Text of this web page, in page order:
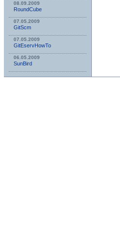
08.09.2009
RoundCube
07.05.2009
GitScm
07.05.2009
GitEservHowTo
06.05.2009
SunBird